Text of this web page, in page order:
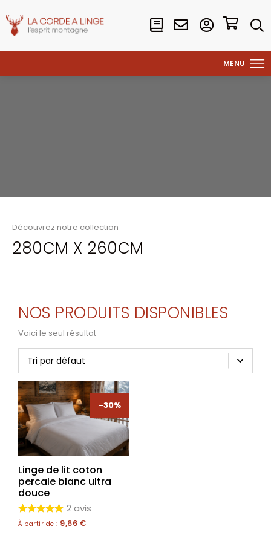
Découvrez notre collection
280CM X 260CM
NOS PRODUITS DISPONIBLES
Voici le seul résultat
-30%
Linge de lit coton
percale blanc ultra
douce
2 avis
À partir de : 9,66 €